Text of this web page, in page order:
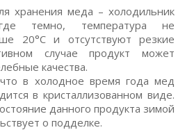
хранения меда – холодильник
темно, температура не
20°C и отсутствуют резкие
случае продукт может
качества.
в холодное время года мед
в кристаллизованном виде.
данного продукта зимой
о подделке.